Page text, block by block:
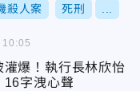
殺人案 死刑
灌爆！執行長林欣怡
字洩心聲
10:05